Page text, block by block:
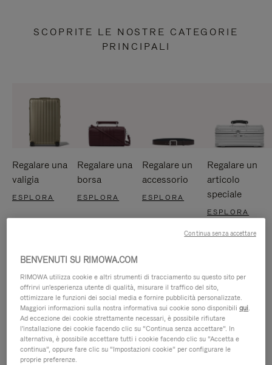
SCOPRITE LE NOSTRE CATEGORIE
PRINCIPALI
Regalare una
valigia
ESPLORA
Regalare una
borsa
ESPLORA
Regalare un
accessorio
ESPLORA
Regalare un
articolo
speciale
ESPLORA
BENVENUTI SU RIMOWA.COM
RIMOWA utilizza cookie e altri strumenti di tracciamento su questo sito per
offrirvi un'esperienza utente di qualità, misurare il traffico del sito,
ottimizzare le funzioni dei social media e fornire pubblicità personalizzate.
Maggiori informazioni sulla nostra informativa sui cookie sono disponibiliqui.
Ad eccezione dei cookie strettamente necessari, è possibile rifiutare
l'installazione dei cookie facendo clic su “Continua senza accettare”. In
alternativa, è possibile accettare tutti i cookie facendo clic su “Accetta e
continua”, oppure fare clic su “Impostazioni cookie” per configurare le
proprie preferenze.
Continua senza accettare